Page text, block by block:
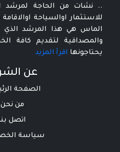
.. نشات من الحاجة لمرشد
للاستثمار اوالسياحة
الماس هي هذا المرشد الذي
والمصداقية لتقديم كافة
يحتاجونها اقرأ المزيد
عن
الصفحة
من نحن
اتصل
سياسة